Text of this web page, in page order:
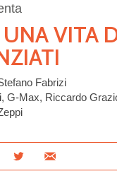
VITA
Fabrizi
G-Max, Riccardo